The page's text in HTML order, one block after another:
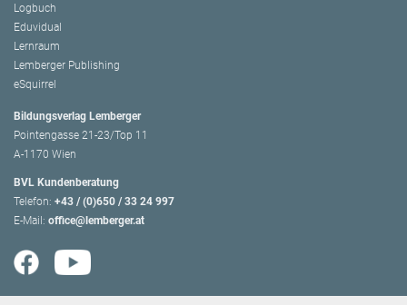
Logbuch
Eduvidual
Lernraum
Lemberger Publishing
eSquirrel
Bildungsverlag Lemberger
Pointengasse 21-23/Top 11
A-1170 Wien
BVL Kundenberatung
Telefon: +43 / (0)650 / 33 24 997
E-Mail: office@lemberger.at